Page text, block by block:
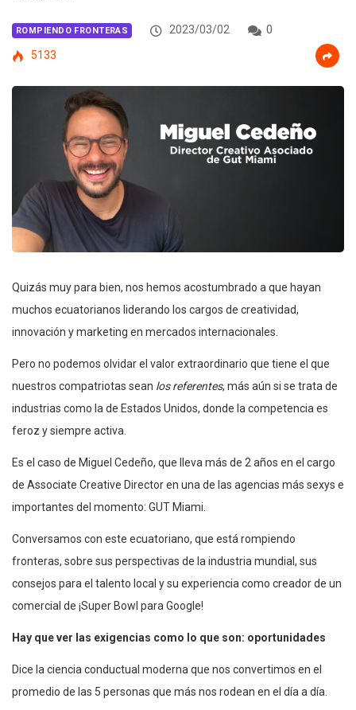
ROMPIENDO FRONTERAS 2023/03/02
0
5133
Quizás muy para bien, nos hemos acostumbrado a que hayan
muchos ecuatorianos liderando los cargos de creatividad,
innovación y marketing en mercados internacionales.
Pero no podemos olvidar el valor extraordinario que tiene el que
nuestros compatriotas sean los referentes, más aún si se trata de
industrias como la de Estados Unidos, donde la competencia es
feroz y siempre activa.
Es el caso de Miguel Cedeño, que lleva más de 2 años en el cargo
de Associate Creative Director en una de las agencias más sexys e
importantes del momento: GUT Miami.
Conversamos con este ecuatoriano, que está rompiendo
fronteras, sobre sus perspectivas de la industria mundial, sus
consejos para el talento local y su experiencia como creador de un
comercial de ¡Super Bowl para Google!
Hay que ver las exigencias como lo que son: oportunidades
Dice la ciencia conductual moderna que nos convertimos en el
promedio de las 5 personas que más nos rodean en el día a día.